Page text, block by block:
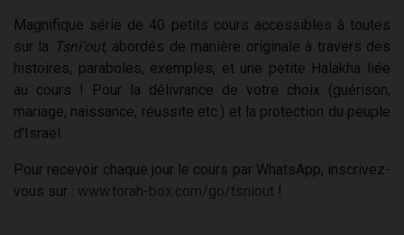
Magnifique série de 40 petits cours accessibles à toutes
sur la Tsni'out, abordés de manière originale à travers des
histoires, paraboles, exemples, et une petite Halakha liée
au cours ! Pour la délivrance de votre choix (guérison,
mariage, naissance, réussite etc.) et la protection du peuple
d'Israël.
Pour recevoir chaque jour le cours par WhatsApp, inscrivez-
vous sur : www.torah-box.com/go/tsniout !